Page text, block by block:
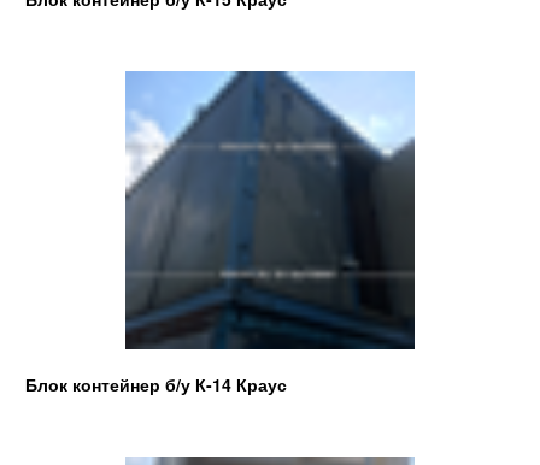
Блок контейнер б/у К-14 Краус